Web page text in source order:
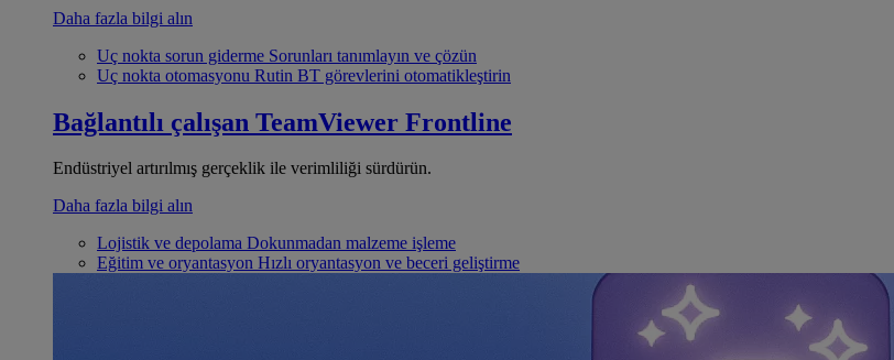
Daha fazla bilgi alın
Uç nokta sorun giderme Sorunları tanımlayın ve çözün
Uç nokta otomasyonu Rutin BT görevlerini otomatikleştirin
Bağlantılı çalışan TeamViewer Frontline
Endüstriyel artırılmış gerçeklik ile verimliliği sürdürün.
Daha fazla bilgi alın
Lojistik ve depolama Dokunmadan malzeme işleme
Eğitim ve oryantasyon Hızlı oryantasyon ve beceri geliştirme